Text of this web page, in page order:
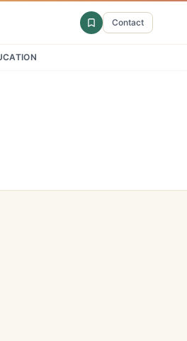
Contact